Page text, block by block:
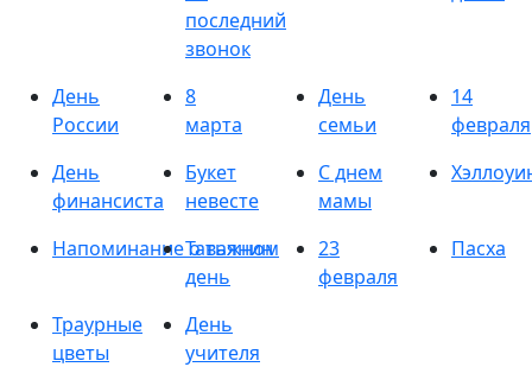
последний
звонок
День
России
8
марта
День
семьи
14
февраля
День
финансиста
Букет
невесте
С днем
мамы
Напоминание о важном
Татьянин
день
23
февраля
Пасха
Траурные
цветы
День
учителя